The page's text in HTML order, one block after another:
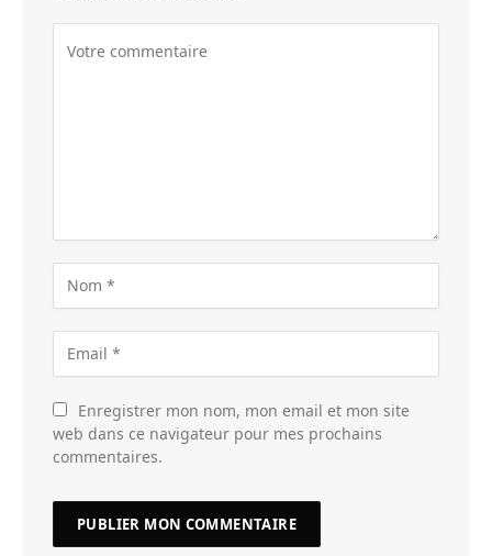
Enregistrer mon nom, mon email et mon site
web dans ce navigateur pour mes prochains
commentaires.